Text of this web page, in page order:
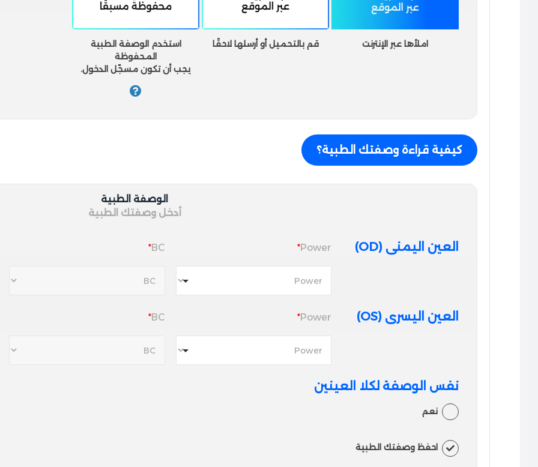
✔سطح مقاوم للترسبات
لماذا تختار DAILIES TOTAL1™؟
✔العدسة اليومية الأكثر توصية
✔ الراغبين في عدسات يومية
املأها عبر الإنترنت قم بالتحميل أو أرسلها لاحقًا
استخدم الوصفة الطبية
المحفوظة
يجب أن تكون مسجّل الدخول.
كيفية قراءة وصفتك الطبية؟
الوصفة الطبية
أدخل وصفتك الطبية
العين اليمنى (OD) Power
*
BC
*
العين اليسرى (OS) Power
*
BC
*
نفس الوصفة لكلا العينين
نعم
احفظ وصفتك الطبية